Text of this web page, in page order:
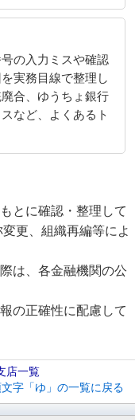
の入力ミスや確認
実務目線で整理し
合、ゆうちょ銀行
など、よくあるト
とに確認・整理して
更、組織再編等によ
は、各金融機関の公
の正確性に配慮して
店一覧
字「ゆ」の一覧に戻る